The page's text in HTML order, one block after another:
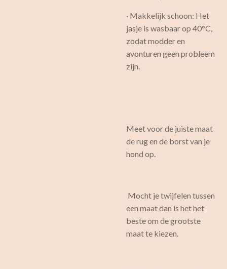
· Makkelijk schoon: Het
jasje is wasbaar op 40°C,
zodat modder en
avonturen geen probleem
zijn.
Meet voor de juiste maat
de rug en de borst van je
hond op.
Mocht je twijfelen tussen
een maat dan is het het
beste om de grootste
maat te kiezen.